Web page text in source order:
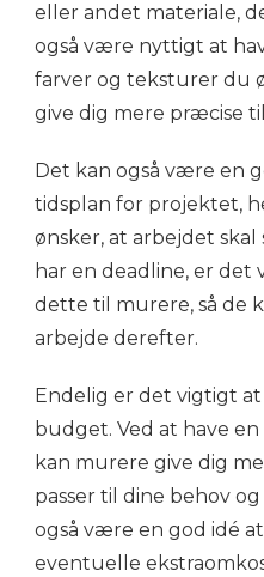
eller andet materiale,
også være nyttigt at
farver og teksturer du
give dig mere præcise
Det kan også være en
tidsplan for projektet,
ønsker, at arbejdet
har en deadline, er
dette til murere, så de
arbejde derefter.
Endelig er det vigtigt
budget. Ved at have
kan murere give dig
passer til dine behov
også være en god idé
eventuelle